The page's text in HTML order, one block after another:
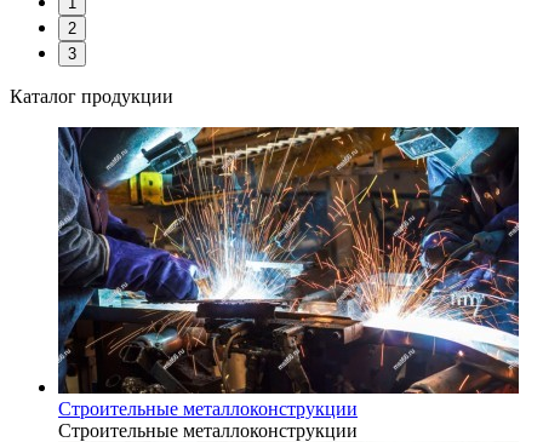
2
3
Каталог продукции
Строительные металлоконструкции
Строительные металлоконструкции